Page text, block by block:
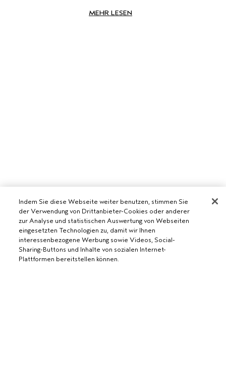
MEHR LESEN
Indem Sie diese Webseite weiter benutzen, stimmen Sie
der Verwendung von Drittanbieter-Cookies oder anderer
zur Analyse und statistischen Auswertung von Webseiten
eingesetzten Technologien zu, damit wir Ihnen
interessenbezogene Werbung sowie Videos, Social-
Sharing-Buttons und Inhalte von sozialen Internet-
Plattformen bereitstellen können.